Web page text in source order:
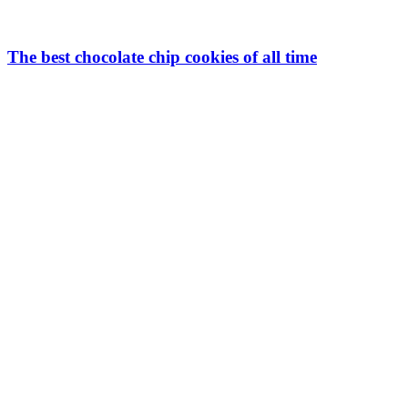
The best chocolate chip cookies of all time